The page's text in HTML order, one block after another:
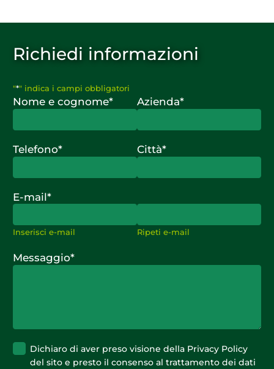
Richiedi informazioni
"*" indica i campi obbligatori
Nome e cognome* Azienda*
Telefono* Città*
E-mail*
Inserisci e-mail Ripeti e-mail
Messaggio*
Privacy*
Dichiaro di aver preso visione della Privacy Policy
del sito e presto il consenso al trattamento dei dati